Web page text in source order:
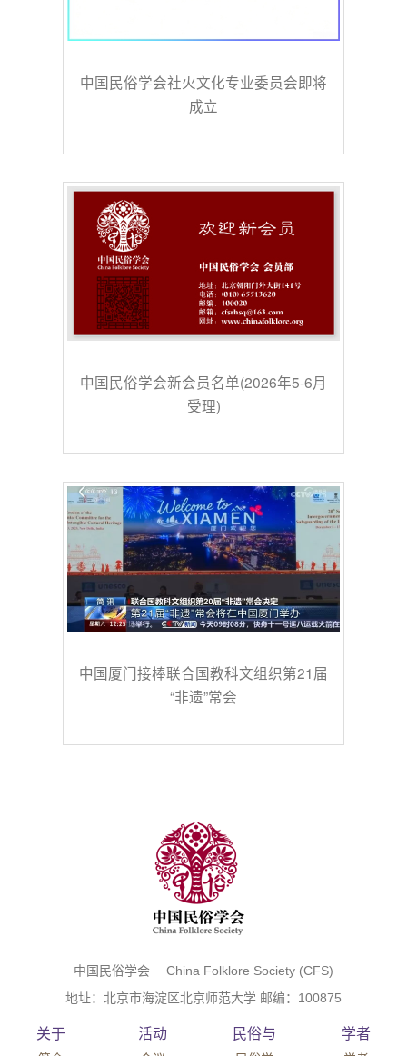
中国民俗学会社火文化专业委员会即将
成立
中国民俗学会新会员名单(2026年5-6月
受理)
中国厦门接棒联合国教科文组织第21届
“非遗”常会
中国民俗学会 China Folklore Society (CFS)
地址：北京市海淀区北京师范大学 邮编：100875
关于 活动 民俗与 学者